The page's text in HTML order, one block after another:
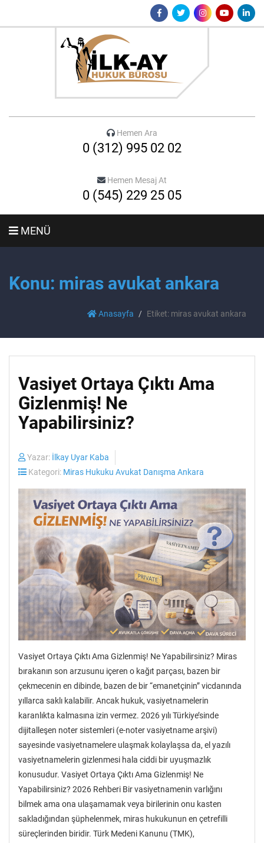
Hemen Ara
0 (312) 995 02 02
Hemen Mesaj At
0 (545) 229 25 05
MENÜ
Konu: miras avukat ankara
Anasayfa Etiket: miras avukat ankara
Vasiyet Ortaya Çıktı Ama
Gizlenmiş! Ne
Yapabilirsiniz?
Yazar: İlkay Uyar Kaba
Kategori: Miras Hukuku Avukat Danışma Ankara
Vasiyet Ortaya Çıktı Ama Gizlenmiş! Ne Yapabilirsiniz? Miras
bırakanın son arzusunu içeren o kağıt parçası, bazen bir
çekmecenin en dibinde, bazen de bir “emanetçinin” vicdanında
yıllarca saklı kalabilir. Ancak hukuk, vasiyetnamelerin
karanlıkta kalmasına izin vermez. 2026 yılı Türkiye’sinde
dijitalleşen noter sistemleri (e-noter vasiyetname arşivi)
sayesinde vasiyetnamelere ulaşmak kolaylaşsa da, el yazılı
vasiyetnamelerin gizlenmesi hala ciddi bir uyuşmazlık
konusudur. Vasiyet Ortaya Çıktı Ama Gizlenmiş! Ne
Yapabilirsiniz? 2026 Rehberi Bir vasiyetnamenin varlığını
bilmek ama ona ulaşamamak veya birilerinin onu kasten
sakladığından şüphelenmek, miras hukukunun en çetrefilli
süreçlerinden biridir. Türk Medeni Kanunu (TMK),